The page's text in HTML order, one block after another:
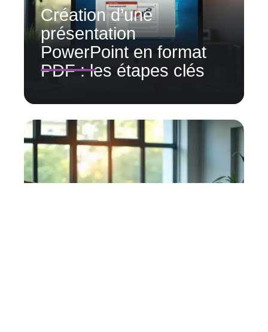
Création d’une
présentation
PowerPoint en format
PDF : les étapes clés